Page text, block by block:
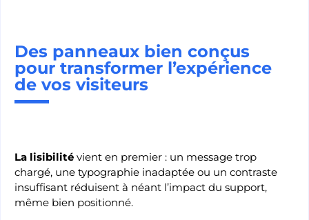
Des panneaux bien conçus
pour transformer l’expérience
de vos visiteurs
La lisibilité vient en premier : un message trop
chargé, une typographie inadaptée ou un contraste
insuffisant réduisent à néant l’impact du support,
même bien positionné.